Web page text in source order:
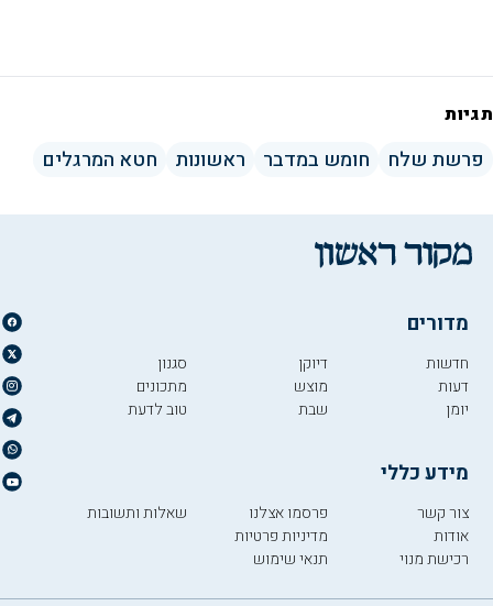
תגיות
פרשת שלח חומש במדבר ראשונות חטא המרגלים
מדורים
חדשות
דעות
יומן
דיוקן
מוצש
שבת
סגנון
מתכונים
טוב לדעת
מידע כללי
צור קשר
אודות
רכישת מנוי
פרסמו אצלנו
מדיניות פרטיות
תנאי שימוש
שאלות ותשובות